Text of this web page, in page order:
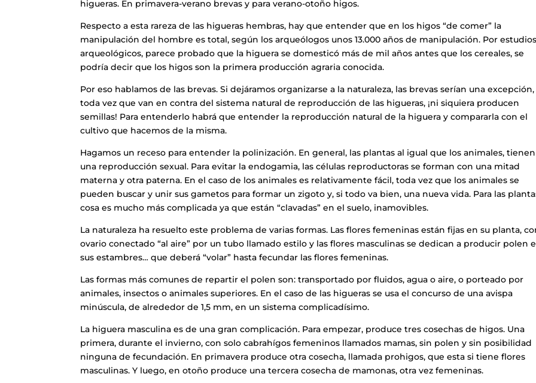
higueras. En primavera-verano brevas y para verano-otoño higos.
Respecto a esta rareza de las higueras hembras, hay que entender que en los higos “de comer” la
manipulación del hombre es total, según los arqueólogos unos 13.000 años de manipulación. Por
arqueológicos, parece probado que la higuera se domesticó más de mil años antes que los cereales, se
podría decir que los higos son la primera producción agraria conocida.
Por eso hablamos de las brevas. Si dejáramos organizarse a la naturaleza, las brevas serían una excepción,
toda vez que van en contra del sistema natural de reproducción de las higueras, ¡ni siquiera producen
semillas! Para entenderlo habrá que entender la reproducción natural de la higuera y compararla con el
cultivo que hacemos de la misma.
Hagamos un receso para entender la polinización. En general, las plantas al igual que los animales, tienen
una reproducción sexual. Para evitar la endogamia, las células reproductoras se forman con una mitad
materna y otra paterna. En el caso de los animales es relativamente fácil, toda vez que los animales se
pueden buscar y unir sus gametos para formar un zigoto y, si todo va bien, una nueva vida. Para las
cosa es mucho más complicada ya que están “clavadas” en el suelo, inamovibles.
La naturaleza ha resuelto este problema de varias formas. Las flores femeninas están fijas en su planta,
ovario conectado “al aire” por un tubo llamado estilo y las flores masculinas se dedican a producir polen
sus estambres… que deberá “volar” hasta fecundar las flores femeninas.
Las formas más comunes de repartir el polen son: transportado por fluidos, agua o aire, o porteado por
animales, insectos o animales superiores. En el caso de las higueras se usa el concurso de una avispa
minúscula, de alrededor de 1,5 mm, en un sistema complicadísimo.
La higuera masculina es de una gran complicación. Para empezar, produce tres cosechas de higos. Una
primera, durante el invierno, con solo cabrahígos femeninos llamados mamas, sin polen y sin posibilidad
ninguna de fecundación. En primavera produce otra cosecha, llamada prohigos, que esta si tiene flores
masculinas. Y luego, en otoño produce una tercera cosecha de mamonas, otra vez femeninas.